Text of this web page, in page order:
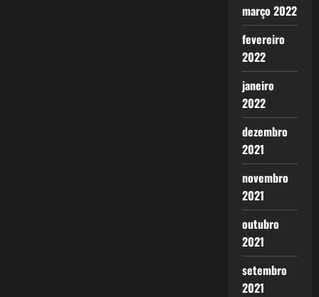
março 2022
fevereiro
2022
janeiro
2022
dezembro
2021
novembro
2021
outubro
2021
setembro
2021